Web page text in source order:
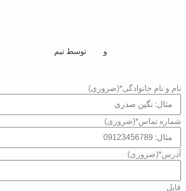
و توسط تیم
نام و نام خانوادگی*(ضروری)
شماره تماس*(ضروری)
آدرس*(ضروری)
فایل